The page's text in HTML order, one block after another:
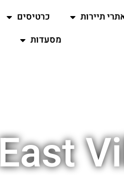
תיירות כרטיסים
מסעדות